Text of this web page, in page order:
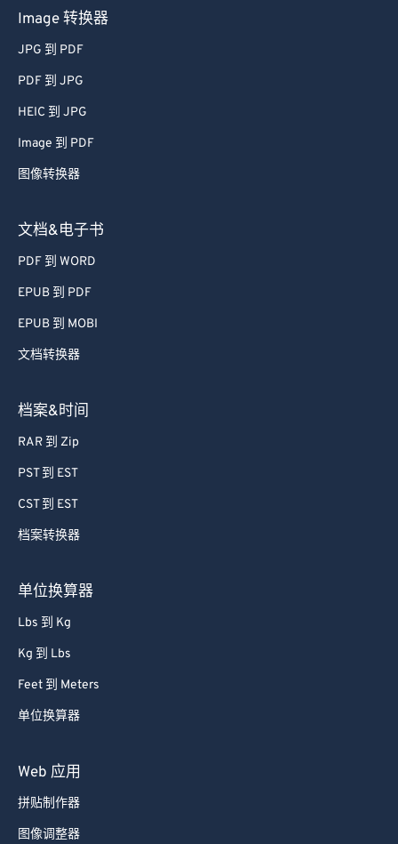
Image 转换器
JPG 到 PDF
PDF 到 JPG
HEIC 到 JPG
Image 到 PDF
图像转换器
文档&电子书
PDF 到 WORD
EPUB 到 PDF
EPUB 到 MOBI
文档转换器
档案&时间
RAR 到 Zip
PST 到 EST
CST 到 EST
档案转换器
单位换算器
Lbs 到 Kg
Kg 到 Lbs
Feet 到 Meters
单位换算器
Web 应用
拼贴制作器
图像调整器